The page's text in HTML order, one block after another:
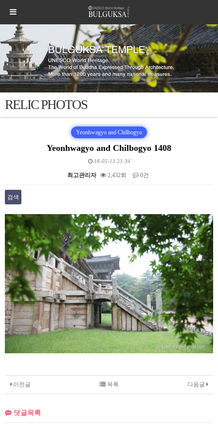
RELIC PHOTOS
Yeonhwagyo and Chilbogyo
Yeonhwagyo and Chilbogyo 1408
18-05-13 23:34
최고관리자 2,432회 0건
검색
본문
이전글 다음글
목록
댓글목록